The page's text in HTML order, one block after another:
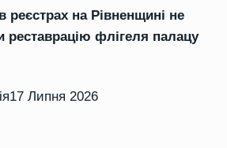
реєстрах на Рівненщині не
реставрацію флігеля палацу
17 Липня 2026